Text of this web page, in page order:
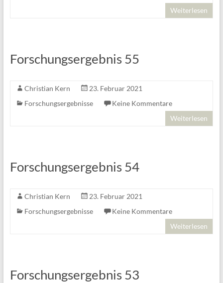
Weiterlesen
Forschungsergebnis 55
Christian Kern
23. Februar 2021
Forschungsergebnisse
Keine Kommentare
Weiterlesen
Forschungsergebnis 54
Christian Kern
23. Februar 2021
Forschungsergebnisse
Keine Kommentare
Weiterlesen
Forschungsergebnis 53